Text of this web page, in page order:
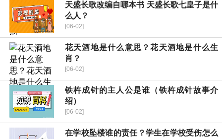
天盛长歌改编自哪本书 天盛长歌七皇子是什
么人？
[06-02]
花天酒地是什么意思？花天酒地是什么生
肖？
[06-02]
铁杵成针的主人公是谁（铁杵成针故事介
绍）
[06-02]
在学校坠楼谁的责任？学生在学校受伤怎么